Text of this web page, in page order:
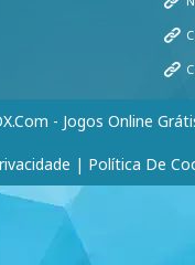
- Jogos Online
| Política De